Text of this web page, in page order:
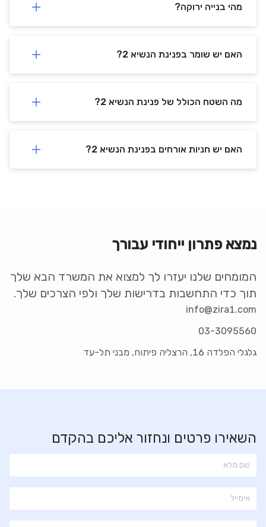
מהי בנייה ירוקה?
האם יש שומר בפנינת הנשיא 2?
מה השטח הכולל של פנינת הנשיא 2?
האם יש חניות אורחים בפנינת הנשיא 2?
נמצא פתרון ייחודי עבורך
המומחים שלנו יעזרו לך למצוא את המשרד הבא שלך
תוך כדי התחשבות בדרישות שלך ולפי הצרכים שלך.
info@zira1.com
03-3095560
גלגלי הפלדה 16, הרצליה פיתוח, מבני תל-עד
השאירו פרטים ונחזור אליכם בהקדם